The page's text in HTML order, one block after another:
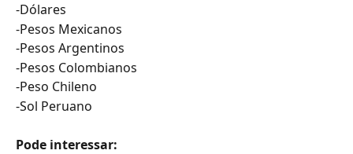
-Dólares
-Pesos Mexicanos
-Pesos Argentinos
-Pesos Colombianos
-Peso Chileno
-Sol Peruano
Pode interessar: